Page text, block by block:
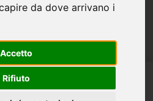
da dove arrivano i
Accetto
Rifiuto